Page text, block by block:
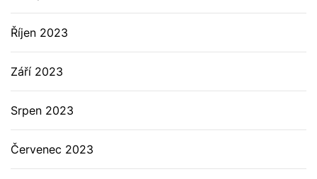
Říjen 2023
Září 2023
Srpen 2023
Červenec 2023